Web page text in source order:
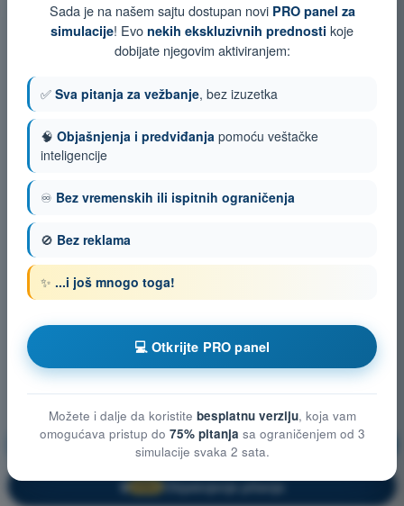
Vazduhoplovno pravo Vežbanje!
🔒 Objašnjenje pitanja
Sada je na našem sajtu dostupan novi PRO panel za
simulacije! Evo nekih ekskluzivnih prednosti koje
dobijate njegovim aktiviranjem:
✅ Sva pitanja za vežbanje, bez izuzetka
🧠 Objašnjenja i predviđanja pomoću veštačke
inteligencije
♾️ Bez vremenskih ili ispitnih ograničenja
🚫 Bez reklama
✨ ...i još mnogo toga!
💻 Otkrijte PRO panel
Možete i dalje da koristite besplatnu verziju, koja vam
omogućava pristup do 75% pitanja sa ograničenjem od 3
simulacije svaka 2 sata.